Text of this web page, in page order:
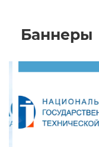
Баннеры